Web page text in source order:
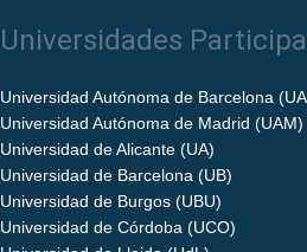
Universidades
Universidad Autónoma de Barcelona
Universidad Autónoma de Madrid (UAM)
Universidad de Alicante (UA)
Universidad de Barcelona (UB)
Universidad de Burgos (UBU)
Universidad de Córdoba (UCO)